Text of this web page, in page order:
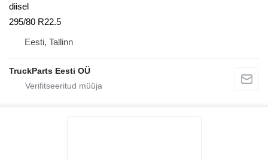
diisel
295/80 R22.5
Eesti, Tallinn
TruckParts Eesti OÜ